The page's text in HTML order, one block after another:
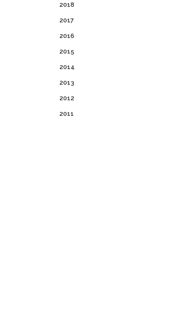
2018
2017
2016
2015
2014
2013
2012
2011